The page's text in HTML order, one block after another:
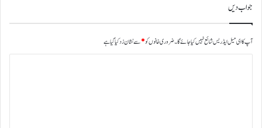
جواب دیں
آپ کا ای میل ایڈریس شائع نہیں کیا جائے گا۔ضروری خانوں کو*سے نشان زد کیا گیا ہے